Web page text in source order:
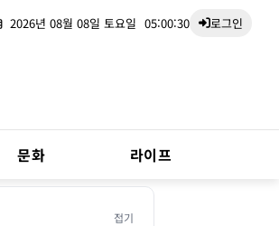
2026년 08월 08일 토요일 05:00:31 로그인
문화 라이프
접기